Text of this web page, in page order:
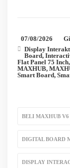
07/08/2026
Display
Board,
Flat Panel 75 Inch,
MAXHUB,
Smart Board,
BELI MAXHUB V6
DIGITAL BOARD
DISPLAY